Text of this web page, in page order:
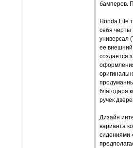
бамперов.
Honda Life
себя черты
универсал
ее внешний
создается
благодаря
ручек
Дизайн
варианта
сидениями